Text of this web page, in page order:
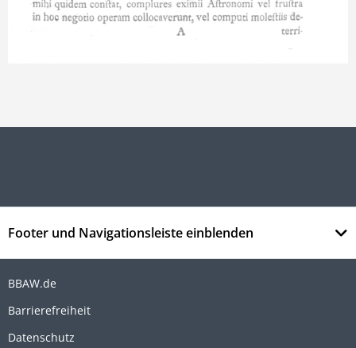
Footer und Navigationsleiste einblenden
BBAW.de
Barrierefreiheit
Datenschutz